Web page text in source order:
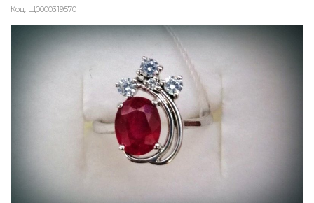
Код: Щ0000319570